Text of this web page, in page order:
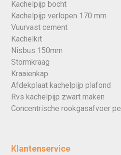
Kachelpijp bocht
Kachelpijp verlopen 170 mm
Vuurvast cement
Kachelkit
Nisbus 150mm
Stormkraag
Kraaienkap
Afdekplaat kachelpijp plafond
Rvs kachelpijp zwart maken
Concentrische rookgasafvoer
Klantenservice